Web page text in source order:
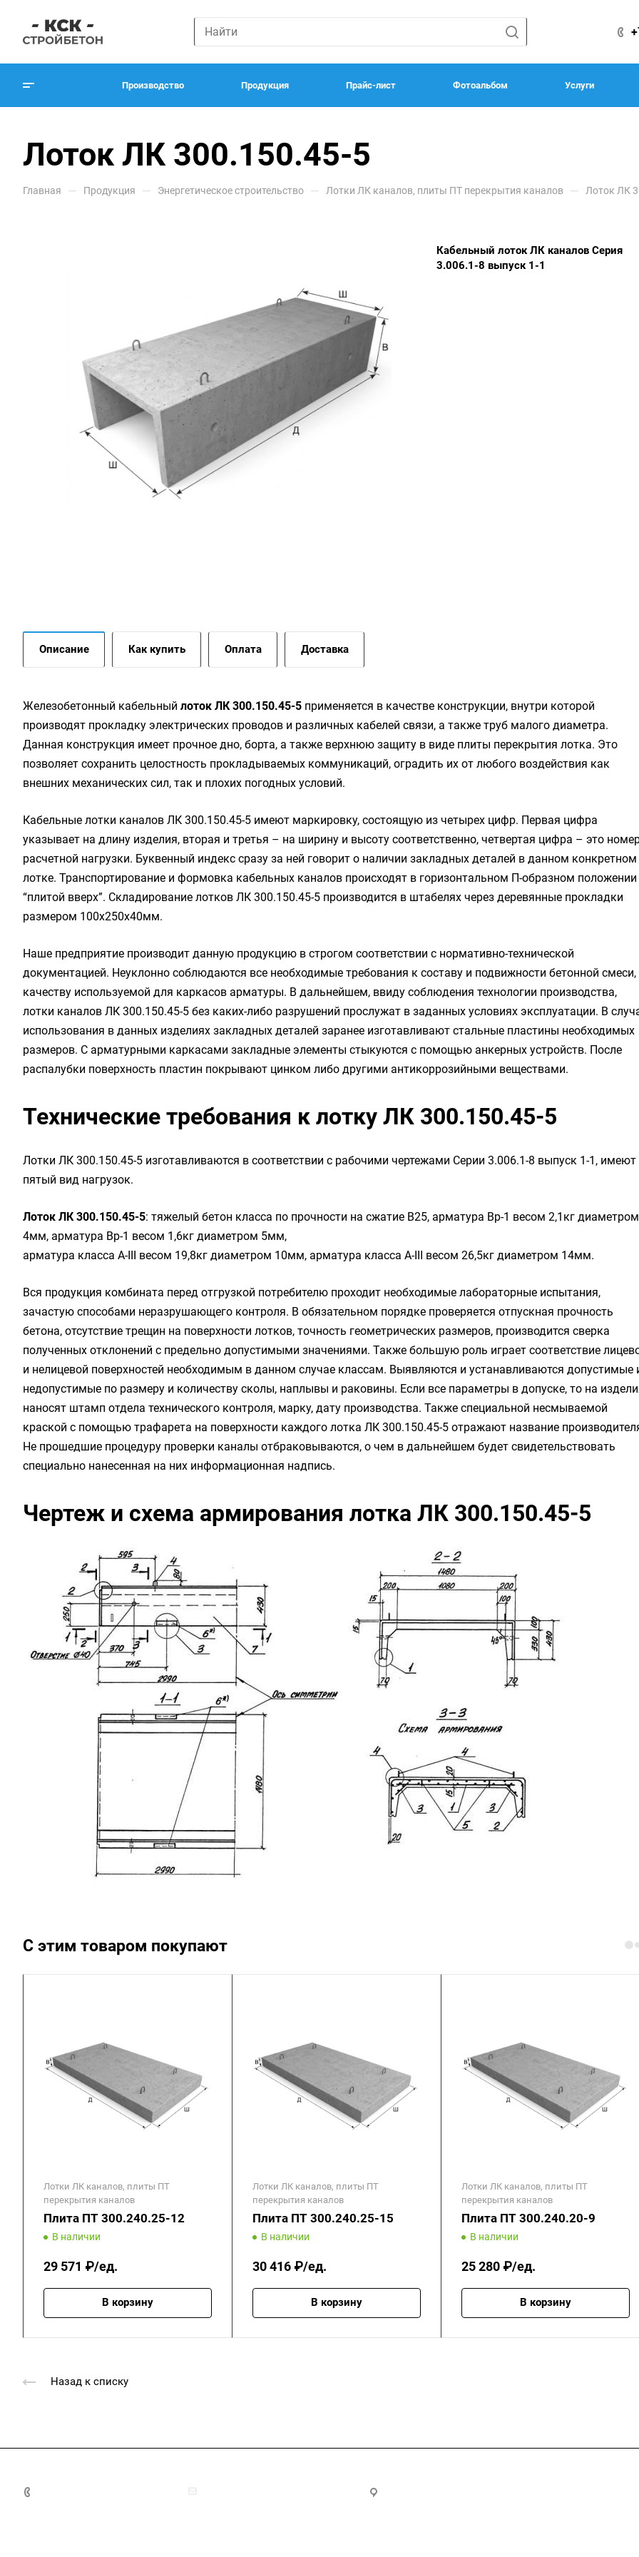
Производство Продукция Прайс-лист Фотоальбом Услуги
Лоток ЛК 300.150.45-5
Главная — Продукция — Энергетическое строительство — Лотки ЛК каналов, плиты ПТ перекрытия каналов — Лоток ЛК
Кабельный лоток ЛК каналов Серия
3.006.1-8 выпуск 1-1
Описание Как купить Оплата Доставка
Жeлeзoбeтoнный кaбeльный лoтoк ЛК 300.150.45-5 применяется в качестве конструкции, внутри которой
производят прокладку электрических проводов и различных кабелей связи, а также труб малого диаметра.
Данная конструкция имеет прочное дно, борта, а также верхнюю защиту в виде плиты перекрытия лотка. Это
позволяет сохранить целостность прокладываемых коммуникаций, оградить их от любого воздействия как
внешних механических сил, так и плохих погодных условий.
Кабельные лотки каналов ЛК 300.150.45-5 имеют маркировку, состоящую из четырех цифр. Первая цифра
указывает на длину изделия, вторая и третья – на ширину и высоту соответственно, четвертая цифра – это
расчетной нагрузки. Буквенный индекс сразу за ней говорит о наличии закладных деталей в данном конкретном
лотке. Транспортирование и формовка кабельных каналов происходят в горизонтальном П-образном положении
“плитой вверх”. Складирование лотков ЛК 300.150.45-5 производится в штабелях через деревянные прокладки
размером 100х250х40мм.
Наше предприятие производит данную продукцию в строгом соответствии с нормативно-технической
документацией. Неуклонно соблюдаются все необходимые требования к составу и подвижности бетонной смеси,
качеству используемой для каркасов арматуры. В дальнейшем, ввиду соблюдения технологии производства,
лотки каналов ЛК 300.150.45-5 без каких-либо разрушений прослужат в заданных условиях эксплуатации. В
использования в данных изделиях закладных деталей заранее изготавливают стальные пластины необходимых
размеров. С арматурными каркасами закладные элементы стыкуются с помощью анкерных устройств. После
распалубки поверхность пластин покрывают цинком либо другими антикоррозийными веществами.
Технические требования к лотку ЛК 300.150.45-5
Лотки ЛК 300.150.45-5 изготавливаются в соответствии с рабочими чертежами Серии 3.006.1-8 выпуск 1-1, имеют
пятый вид нагрузок.
Лоток ЛК 300.150.45-5: тяжелый бетон класса по прочности на сжатие B25, арматура Вр-1 весом 2,1кг диаметром
4мм, арматура Вр-1 весом 1,6кг диаметром 5мм,
арматура класса А-III весом 19,8кг диаметром 10мм, арматура класса А-III весом 26,5кг диаметром 14мм.
Вся продукция комбината перед отгрузкой потребителю проходит необходимые лабораторные испытания,
зачастую способами неразрушающего контроля. В обязательном порядке проверяется отпускная прочность
бетона, отсутствие трещин на поверхности лотков, точность геометрических размеров, производится сверка
полученных отклонений с предельно допустимыми значениями. Также большую роль играет соответствие
и нелицевой поверхностей необходимым в данном случае классам. Выявляются и устанавливаются допустимые
недопустимые по размеру и количеству сколы, наплывы и раковины. Если все параметры в допуске, то на
наносят штамп отдела технического контроля, марку, дату производства. Также специальной несмываемой
краской с помощью трафарета на поверхности каждого лотка ЛК 300.150.45-5 отражают название
Не прошедшие процедуру проверки каналы отбраковываются, о чем в дальнейшем будет свидетельствовать
специально нанесенная на них информационная надпись.
Чертеж и схема армирования лотка ЛК 300.150.45-5
С этим товаром покупают
Лотки ЛК каналов, плиты ПТ
перекрытия каналов
Плита ПТ 300.240.25-12
В наличии
29 571 ₽/ед.
В корзину
Лотки ЛК каналов, плиты ПТ
перекрытия каналов
Плита ПТ 300.240.25-15
В наличии
30 416 ₽/ед.
В корзину
Лотки ЛК каналов, плиты ПТ
перекрытия каналов
Плита ПТ 300.240.20-9
В наличии
25 280 ₽/ед.
В корзину
Назад к списку